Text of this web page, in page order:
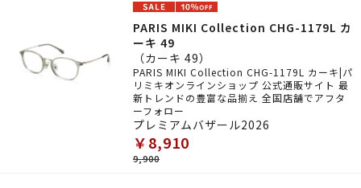
PARIS MIKI Collection CHG-1179L カ
ーキ 49
（カーキ 49）
PARIS MIKI Collection CHG-1179L カーキ|パ
リミキオンラインショップ 公式通販サイト 最
新トレンドの豊富な品揃え 全国店舗でアフタ
ーフォロー
プレミアムバザール2026
￥8,910
9,900